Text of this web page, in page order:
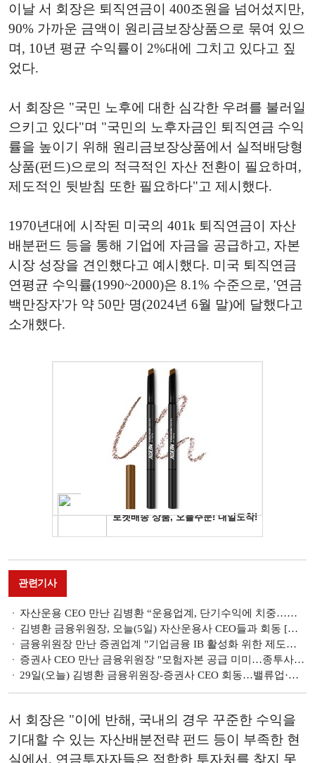
이날 서 회장은 퇴직연금이 400조원을 넘어섰지만,
90% 가까운 금액이 원리금보장상품으로 묶여 있으
며, 10년 평균 수익률이 2%대에 그치고 있다고 짚
었다.
서 회장은 "국민 노후에 대한 심각한 우려를 불러일
으키고 있다"며 "국민의 노후자금인 퇴직연금 수익
률을 높이기 위해 원리금보장상품에서 실적배당형
상품(펀드)으로의 적극적인 자산 전환이 필요하며,
제도적인 뒷받침 또한 필요하다"고 제시했다.
1970년대에 시작된 미국의 401k 퇴직연금이 자산
배분펀드 등을 통해 기업에 자금을 공급하고, 자본
시장 성장을 견인했다고 예시했다. 미국 퇴직연금
연평균 수익률(1990~2000)은 8.1% 수준으로, '연금
백만장자'가 약 50만 명(2024년 6월 말)에 달했다고
소개했다.
관련기사
자산운용 CEO 만난 김병환 “운용업계, 단기수익에 치중…밸류업·독창적 상품 개발 노력해야” [김병환 릴레이 상견례]
김병환 금융위원장, 오늘(5일) 자산운용사 CEO들과 회동 [김병환 릴레이 상견례]
금융위원장 만난 증권업계 "기업금융 IB 활성화 위한 제도적 지원 요청" 한 목소리 [김병환 릴레이 상견례]
증권사 CEO 만난 금융위원장 "모험자본 공급 미미…종투사 제도 공과 평가하고 개선 논의" [김병환 릴레이 상견례]
29일(오늘) 김병환 금융위원장-증권사 CEO 회동…밸류업·금투세 등 현안 논의할 듯 [김병환 릴레이 상견례]
서 회장은 "이에 반해, 국내의 경우 꾸준한 수익을
기대할 수 있는 자산배분전략 펀드 등이 부족한 현
실에서, 연금투자자들은 적합한 투자처를 찾지 못